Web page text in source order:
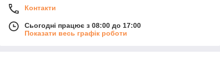
Контакти
Сьогодні працює з 08:00 до 17:00
Показати весь графік роботи